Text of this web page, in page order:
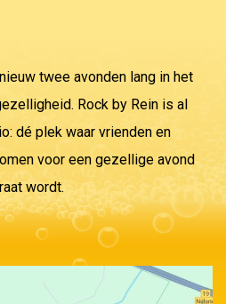
twee avonden lang in het
Rock by Rein is al
dé plek waar vrienden en
voor een gezellige avond
wordt.